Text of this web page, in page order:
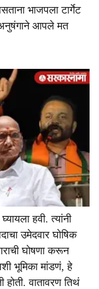
भाजपला टार्गेट
अनुषंगाने आपले मत
हवी. त्यांनी
उमेदवार घोषिक
घोषणा करून
भूमिका मांडणं, हे
होती. वातावरण तिथं